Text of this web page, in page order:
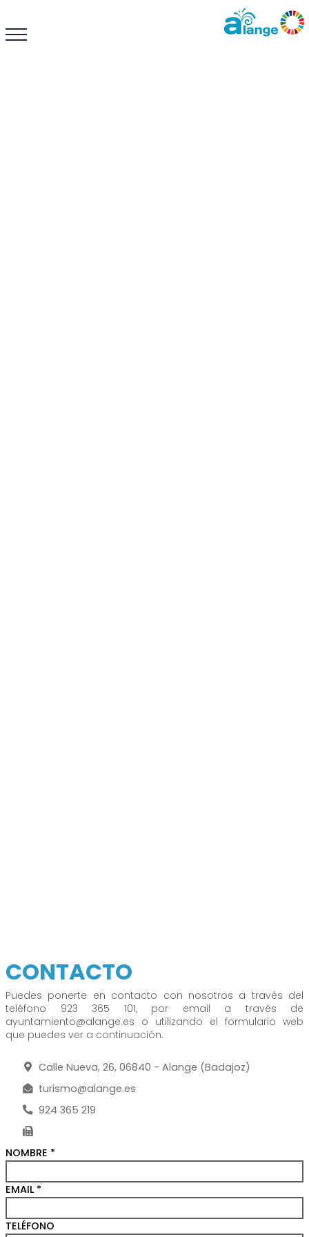
CONTACTO
Puedes ponerte en contacto con nosotros a través del
teléfono 923 365 101, por email a través de
ayuntamiento@alange.es o utilizando el formulario web
que puedes ver a continuación.
Calle Nueva, 26, 06840 - Alange (Badajoz)
turismo@alange.es
924 365 219
NOMBRE *
EMAIL *
TELÉFONO